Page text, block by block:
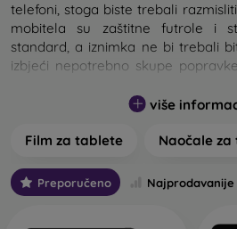
telefoni, stoga biste trebali
mobitela su zaštitne futrole i
standard, a iznimka ne bi trebali
izbjeći nepotrebno skupe
Folije i stakla za
više
Film za tablete Naočale
Preporučeno Najprodavanije